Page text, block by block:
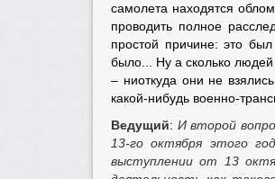
самолета находятся
проводить полное
простой причине: это
было... Ну а сколько людей
– ниоткуда они не
какой-нибудь военно-
Ведущий: И второй
13-го октября этого
выступлении от 13